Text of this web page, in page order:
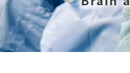
診療
運動」専門診療
ファレンスについて
機能性疾患
外傷性疾患